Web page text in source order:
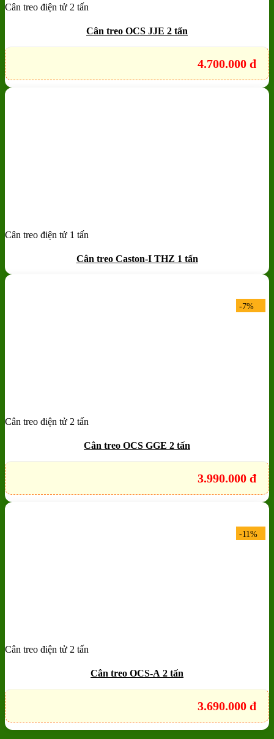
Add to wishlist
Cân treo điện tử 2 tấn
Cân treo OCS JJE 2 tấn
4.700.000 đ
Add to wishlist
Cân treo điện tử 1 tấn
Cân treo Caston-I THZ 1 tấn
-7%
Add to wishlist
Cân treo điện tử 2 tấn
Cân treo OCS GGE 2 tấn
3.990.000 đ
-11%
Add to wishlist
Cân treo điện tử 2 tấn
Cân treo OCS-A 2 tấn
3.690.000 đ